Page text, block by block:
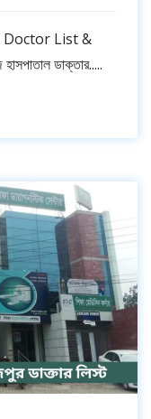
Doctor List &
ডাক্তার.....